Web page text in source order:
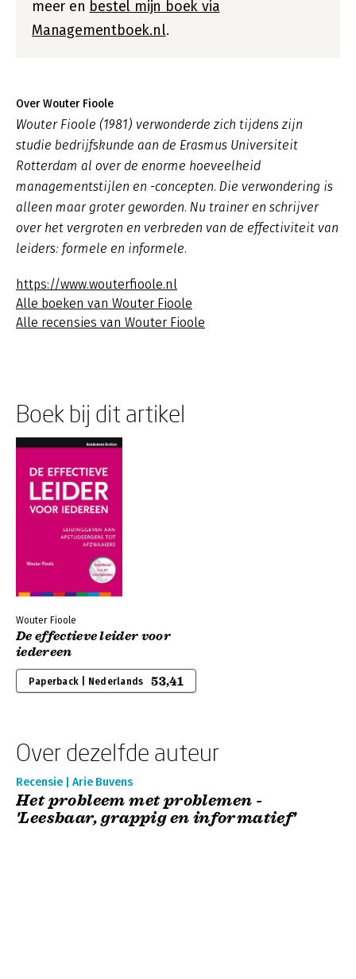
meer en bestel mijn boek via
Managementboek.nl.
Over Wouter Fioole
Wouter Fioole (1981) verwonderde zich tijdens zijn
studie bedrijfskunde aan de Erasmus Universiteit
Rotterdam al over de enorme hoeveelheid
managementstijlen en -concepten. Die verwondering is
alleen maar groter geworden. Nu trainer en schrijver
over het vergroten en verbreden van de effectiviteit van
leiders: formele en informele.
https://www.wouterfioole.nl
Alle boeken van Wouter Fioole
Alle recensies van Wouter Fioole
Boek bij dit artikel
Wouter Fioole
De effectieve leider voor
iedereen
Paperback | Nederlands 53,41
Over dezelfde auteur
Recensie | Arie Buvens
Het probleem met problemen -
'Leesbaar, grappig en informatief'